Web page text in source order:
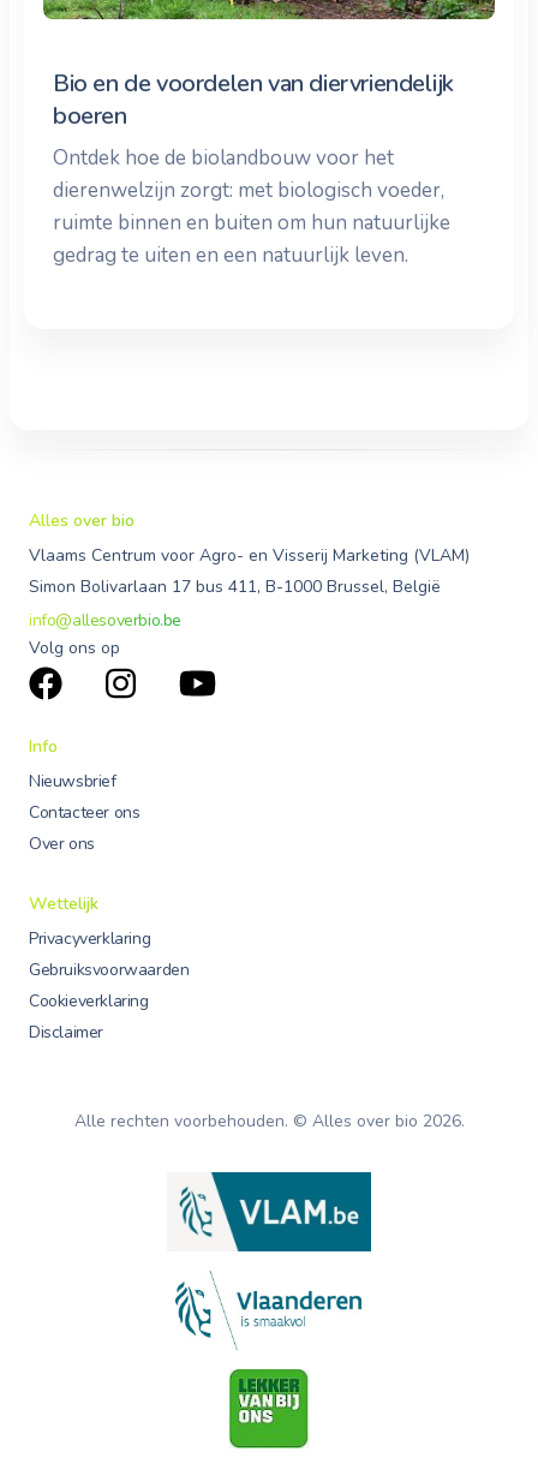
Bio en de voordelen van diervriendelijk
boeren
Ontdek hoe de biolandbouw voor het
dierenwelzijn zorgt: met biologisch voeder,
ruimte binnen en buiten om hun natuurlijke
gedrag te uiten en een natuurlijk leven.
Alles over bio
Vlaams Centrum voor Agro- en Visserij Marketing (VLAM)
Simon Bolivarlaan 17 bus 411, B-1000 Brussel, België
info@allesoverbio.be
Volg ons op
Info
Nieuwsbrief
Contacteer ons
Over ons
Wettelijk
Privacyverklaring
Gebruiksvoorwaarden
Cookieverklaring
Disclaimer
Alle rechten voorbehouden. © Alles over bio 2026.